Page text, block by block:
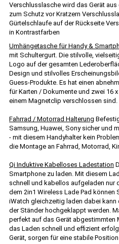
Verschlusslasche wird das Gerät
zum Schutz vor Kratzern
Gürtelschlaufe auf der Rückseite
in Kontrastfarben
Umhängetasche für Handy &
mit Schultergurt. Die stilvolle,
Logo auf der gesamten
Design und stilvolles
Guess-Produkte. Es hat einen
für Karten / Dokumente und zwei 16
einem Magnetclip verschlossen sind.
Fahrrad / Motorrad Halterung
Samsung, Huawei, Sony sicher und
- mit diesem Handyhalter kein
die Montage an Fahrrad, Motorrad,
Qi Induktive Kabelloses Ladestation
Smartphone zu laden. Mit diesem
schnell und kabellos aufgeladen nur
dem 2in1 Wireless Lade Pad können
iWatch gleichzeitig laden dabei
der Ständer hochgeklappt werden.
perfekt auf das Gerät abgestimmten
das Laden schnell und effizient
Gerät, sorgen für eine stabile